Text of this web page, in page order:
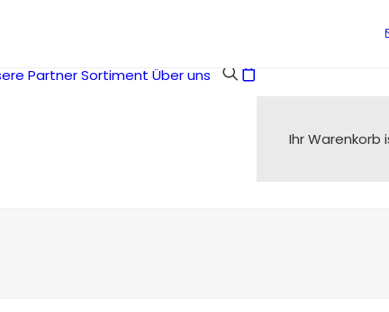
PartnerSortiment Über uns
Ihr Warenkorb